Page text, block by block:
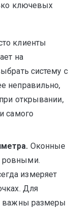
ключевых
клиенты
на
систему с
неправильно,
открывании,
самого
Оконные
ровными.
измеряет
Для
важны размеры